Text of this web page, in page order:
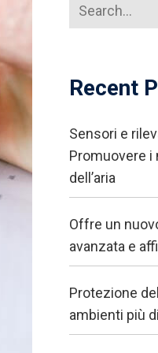
Recent
Sensori e
Promuovere i
dell’aria
Offre un
avanzata e
Protezione
ambienti più